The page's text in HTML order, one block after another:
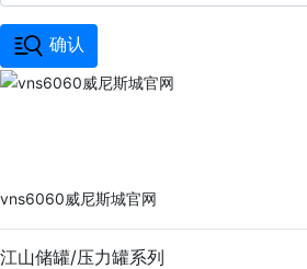
确认
vns6060威尼斯城官网
江山储罐/压力罐系列